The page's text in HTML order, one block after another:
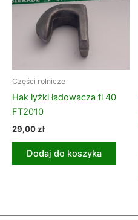
Części rolnicze
Hak łyżki ładowacza fi 40
FT2010
29,00zł
Dodaj do koszyka